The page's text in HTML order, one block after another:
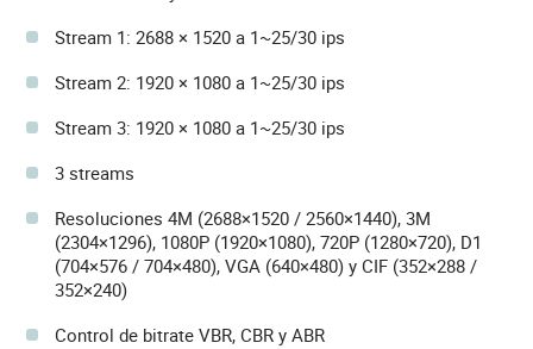
Stream 1: 2688 × 1520 a 1~25/30 ips
Stream 2: 1920 × 1080 a 1~25/30 ips
Stream 3: 1920 × 1080 a 1~25/30 ips
3 streams
Resoluciones 4M (2688×1520 / 2560×1440), 3M
(2304×1296), 1080P (1920×1080), 720P (1280×720), D1
(704×576 / 704×480), VGA (640×480) y CIF (352×288 /
352×240)
Control de bitrate VBR, CBR y ABR